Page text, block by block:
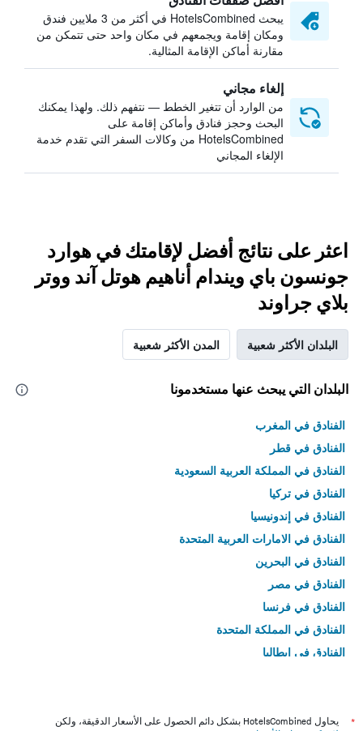
يبحث HotelsCombined في أكثر من 3 ملايين فندق
ومكان إقامة ويجمعهم في مكان واحد حتى تتمكن من
مقارنة أماكن الإقامة المثالية.
إلغاء مجاني
من الوارد أن تتغير الخطط — نتفهم ذلك. ولهذا يمكنك
البحث وحجز فنادق وأماكن إقامة على
HotelsCombined من وكالات السفر التي تقدم خدمة
الإلغاء المجاني
اعثر على نتائج أفضل لإقامتك في هوارد
جونسون باي ويندام أناهيم هوتل آند ووتر
بلاي جراوند
البلدان الأكثر شعبية المدن الأكثر شعبية
البلدان التي يبحث عنها مستخدمونا
الفنادق في المغرب
الفنادق في قطر
الفنادق في المملكة العربية السعودية
الفنادق في تركيا
الفنادق في إندونيسيا
الفنادق في الامارات العربية المتحدة
الفنادق في البحرين
الفنادق في مصر
الفنادق في فرنسا
الفنادق في المملكة المتحدة
الفنادق في إيطاليا
*
يحاول HotelsCombined بشكل دائم الحصول على الأسعار الدقيقة، ولكن